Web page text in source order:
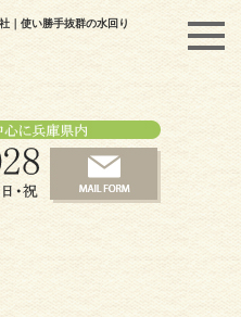
｜使い勝手抜群の水回り